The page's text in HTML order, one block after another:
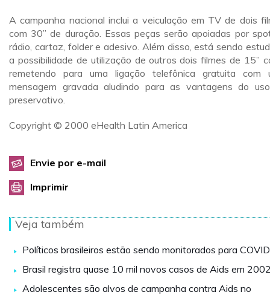
A campanha nacional inclui a veiculação em TV de dois
com 30” de duração. Essas peças serão apoiadas por
rádio, cartaz, folder e adesivo. Além disso, está sendo
a possibilidade de utilização de outros dois filmes de 15”
remetendo para uma ligação telefônica gratuita com
mensagem gravada aludindo para as vantagens do
preservativo.
Copyright © 2000 eHealth Latin America
Envie por e-mail
Imprimir
Veja também
Políticos brasileiros estão sendo monitorados para
Brasil registra quase 10 mil novos casos de Aids em
Adolescentes são alvos de campanha contra Aids no